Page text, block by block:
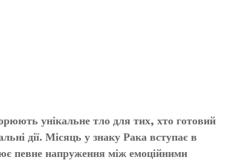
унікальне тло для тих, хто готовий
дії. Місяць у знаку Рака вступає в
певне напруження між емоційними